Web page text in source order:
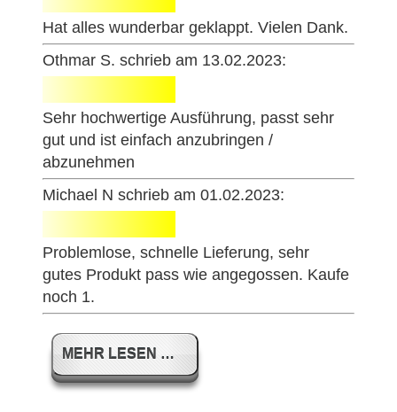
Hat alles wunderbar geklappt. Vielen Dank.
Othmar S. schrieb am 13.02.2023:
Sehr hochwertige Ausführung, passt sehr
gut und ist einfach anzubringen /
abzunehmen
Michael N schrieb am 01.02.2023:
Problemlose, schnelle Lieferung, sehr
gutes Produkt pass wie angegossen. Kaufe
noch 1.
LESEN …